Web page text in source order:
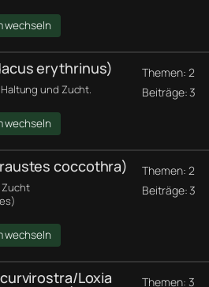
wechseln
erythrinus)
und Zucht.
wechseln
Themen: 2
Beiträge: 3
coccothra)
Zucht
wechseln
Themen: 2
Beiträge: 3
Loxia Themen: 3